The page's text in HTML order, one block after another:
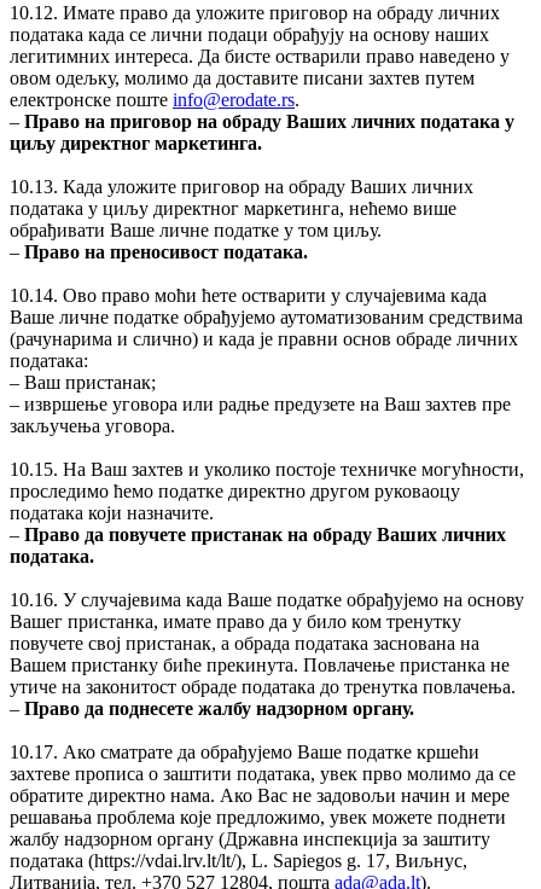
10.12. Имате право да уложите приговор на обраду личних
података када се лични подаци обрађују на основу наших
легитимних интереса. Да бисте остварили право наведено у
овом одељку, молимо да доставите писани захтев путем
електронске поште info@erodate.rs.
‒ Право на приговор на обраду Ваших личних података у
циљу директног маркетинга.
10.13. Када уложите приговор на обраду Ваших личних
података у циљу директног маркетинга, нећемо више
обрађивати Ваше личне податке у том циљу.
‒ Право на преносивост података.
10.14. Ово право моћи ћете остварити у случајевима када
Ваше личне податке обрађујемо аутоматизованим средствима
(рачунарима и слично) и када је правни основ обраде личних
података:
‒ Ваш пристанак;
‒ извршење уговора или радње предузете на Ваш захтев пре
закључења уговора.
10.15. На Ваш захтев и уколико постоје техничке могућности,
проследимо ћемо податке директно другом руковаоцу
података који назначите.
‒ Право да повучете пристанак на обраду Ваших личних
података.
10.16. У случајевима када Ваше податке обрађујемо на основу
Вашег пристанка, имате право да у било ком тренутку
повучете свој пристанак, а обрада података заснована на
Вашем пристанку биће прекинута. Повлачење пристанка не
утиче на законитост обраде података до тренутка повлачења.
‒ Право да поднесете жалбу надзорном органу.
10.17. Ако сматрате да обрађујемо Ваше податке кршећи
захтеве прописа о заштити података, увек прво молимо да се
обратите директно нама. Ако Вас не задовољи начин и мере
решавања проблема које предложимо, увек можете поднети
жалбу надзорном органу (Државна инспекција за заштиту
података (https://vdai.lrv.lt/lt/), L. Sapiegos g. 17, Виљнус,
Литванија, тел. +370 527 12804, пошта ada@ada.lt).